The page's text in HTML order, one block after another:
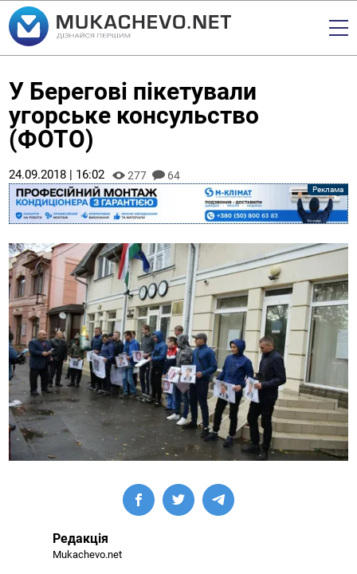
У Берегові пікетували
угорське консульство
(ФОТО)
24.09.2018 | 16:02 277 64
Редакція
Mukachevo.net